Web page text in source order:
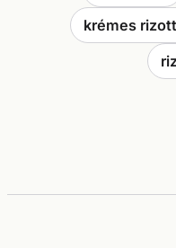
krémes